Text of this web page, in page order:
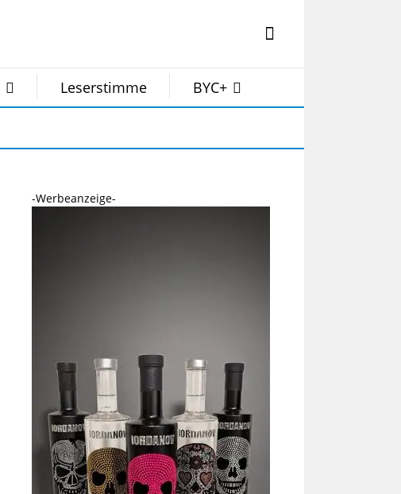
Leserstimme BYC+
-Werbeanzeige-